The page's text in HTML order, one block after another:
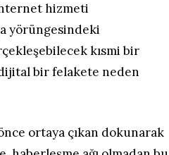
hizmeti
yörüngesindeki
kısmi bir
bir felakete neden
ortaya çıkan dokunarak